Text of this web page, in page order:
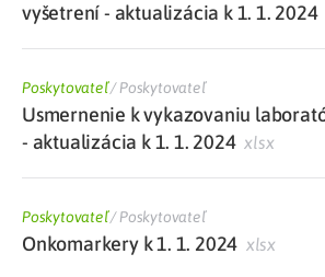
vyšetrení - aktualizácia k 1. 1. 2024
Poskytovateľ/Poskytovateľ
Usmernenie k vykazovaniu
- aktualizácia k 1. 1. 2024xlsx
Poskytovateľ/Poskytovateľ
Onkomarkery k 1. 1. 2024 xlsx